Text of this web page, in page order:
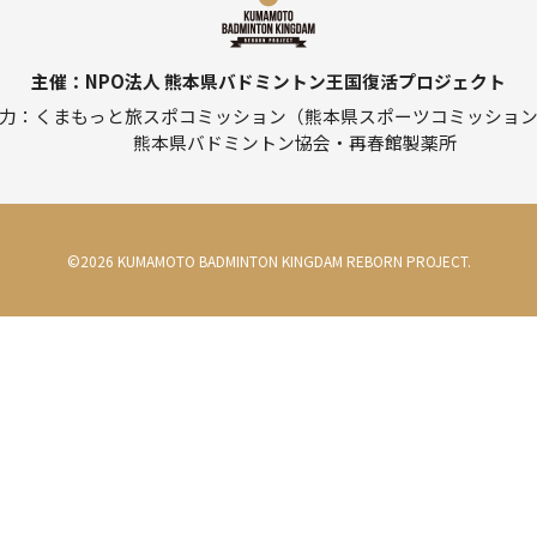
主催
NPO法人 熊本県バドミントン王国復活プロジェクト
くまもっと旅スポコミッション（熊本県スポーツコミッショ
熊本県バドミントン協会・再春館製薬所
©2026 KUMAMOTO BADMINTON KINGDAM REBORN PROJECT.